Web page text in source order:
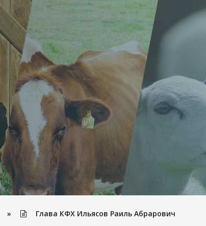
» Глава КФХ Ильясов Раиль Абрарович